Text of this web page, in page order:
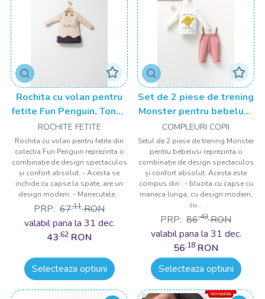
Rochita cu volan pentru
fetite Fun Penguin, Tongs
baby
ROCHITE FETITE
Rochita cu volan pentru fetite din
colectia Fun Penguin reprezinta o
combinație de design spectaculos
și confort absolut. - Acesta se
inchide cu capse la spate, are un
design modern. - Manecutele...
PRP: 67,11 RON
valabil pana la 31 dec.
43,62 RON
Selecteaza optiuni
Set de 2 piese de trening
Monster pentru bebelusi,
Tongs baby
COMPLEURI COPII
Setul de 2 piese de trening Monster
pentru bebelusi reprezinta o
combinație de design spectaculos
și confort absolut. Acesta este
compus din : - bluzita cu capse cu
maneca lunga, cu design modern,
cu...
PRP: 86,43 RON
valabil pana la 31 dec.
56,18 RON
Selecteaza optiuni